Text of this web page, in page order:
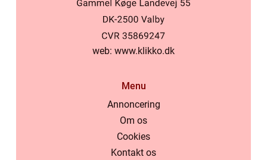
web: www.klikko.dk
Menu
Annoncering
Om os
Cookies
Kontakt os